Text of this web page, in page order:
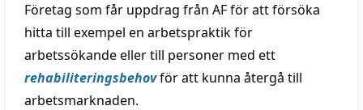
Företag som får uppdrag från AF för att försöka
hitta till exempel en arbetspraktik för
arbetssökande eller till personer med ett
rehabiliteringsbehovför att kunna återgå till
arbetsmarknaden.